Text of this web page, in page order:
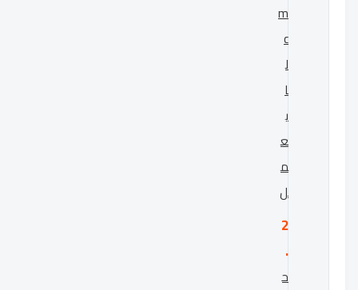
m
c
ل
ا
ي
ع
م
ل
ح